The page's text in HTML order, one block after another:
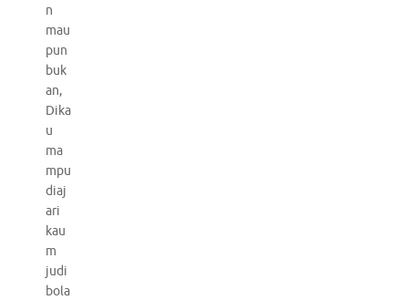
n
mau
pun
buk
an,
Dika
u
ma
mpu
diaj
ari
kau
m
judi
bola